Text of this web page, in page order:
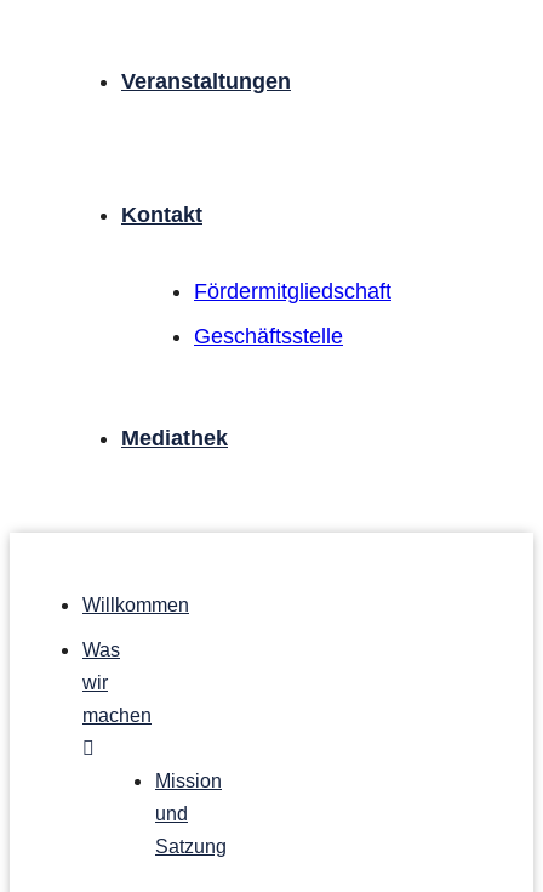
Veranstaltungen
Kontakt
Förder­mitgliedschaft
Geschäftsstelle
Mediathek
Willkommen
Was
wir
machen
Mission
und
Satzung